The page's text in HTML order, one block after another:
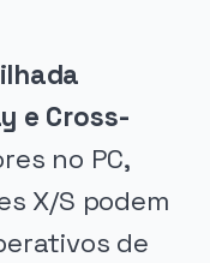
e Cross-
no PC,
X/S podem
de